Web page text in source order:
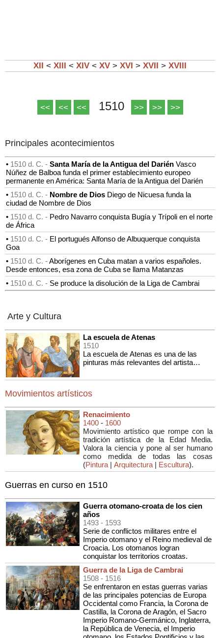
XII < XIII < XIV < XV > XVI > XVII > XVIII
<< << << 1510 >> >> >>
Principales acontecimientos
• 1510 d. C. - Santa María de la Antigua del Darién Vasco
Núñez de Balboa funda el primer establecimiento europeo
permanente en América: Santa María de la Antigua del Darién
• 1510 d. C. - Nombre de Dios Diego de Nicuesa funda la
ciudad de Nombre de Dios
• 1510 d. C. - Pedro Navarro conquista Bugía y Trípoli en el norte
de África
• 1510 d. C. - El portugués Alfonso de Albuquerque conquista
Goa
• 1510 d. C. -Aborígenes en Cuba matan a varios españoles.
Desde entonces, esa zona de Cuba se llama Matanzas
• 1510 d. C. - Se produce la disolución de la Liga de Cambrai
Arte y Cultura
La escuela de Atenas
1510
La escuela de Atenas es una de las
pinturas más relevantes del artista
pintada entre 1510 y 1512. Actualmente
la Ciudad del Vaticano.
Movimientos artísticos
Renacimiento
1400 - 1600
Movimiento artístico que rompe con la
tradición artística de la Edad Media.
Valora la ciencia y pone al ser humano
como medida de todas las cosas
(Pintura | Arquitectura | Escultura).
Guerras en curso en 1510
Guerra otomano-croata de los cien
años
1493 - 1593
Serie de conflictos militares entre el
Imperio otomano y el Reino medieval de
Croacia. Los otomanos logran
conquistar los territorios croatas.
Guerra de la Liga de Cambrai
1508 - 1516
Se enfrentaron en estas guerras varias
de las principales potencias de Europa
Occidental como Francia, la Corona de
Castilla, la Corona de Aragón, el Sacro
Imperio Romano-Germánico, Inglaterra,
la República de Venecia, el Imperio